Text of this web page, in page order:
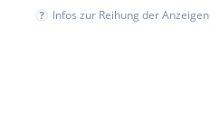
Infos zur Reihung der Anzeigen